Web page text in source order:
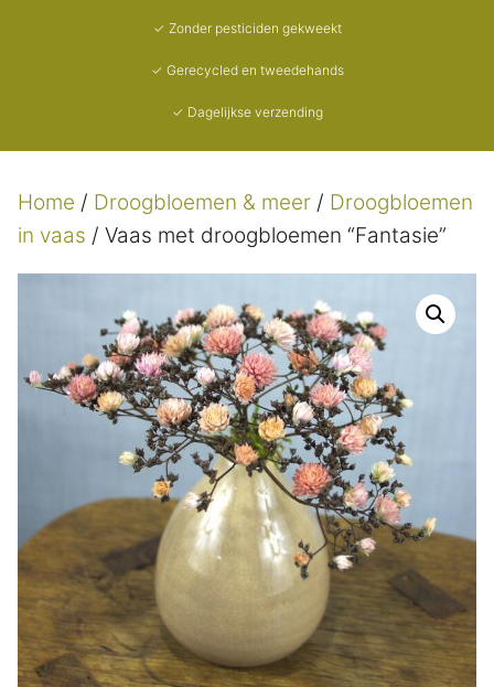
✓ Zonder pesticiden gekweekt
✓ Gerecycled en tweedehands
✓ Dagelijkse verzending
Home / Droogbloemen & meer / Droogbloemen
in vaas / Vaas met droogbloemen “Fantasie”